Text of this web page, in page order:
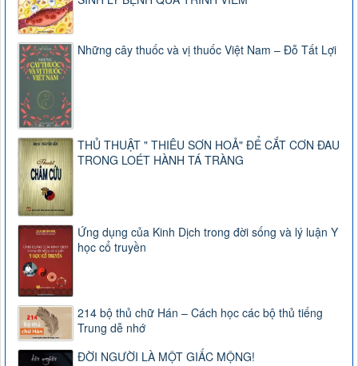
Những cây thuốc và vị thuốc Việt Nam – Đỗ Tất Lợi
THỦ THUẬT " THIÊU SƠN HOẢ" ĐỂ CẮT CƠN ĐAU
TRONG LOÉT HÀNH TÁ TRÀNG
Ứng dụng của Kinh Dịch trong đời sống và lý luận Y
học cổ truyền
214 bộ thủ chữ Hán – Cách học các bộ thủ tiếng
Trung dễ nhớ
ĐỜI NGƯỜI LÀ MỘT GIẤC MỘNG!